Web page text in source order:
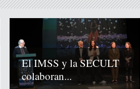
El IMSS y la SECULT
colaboran...